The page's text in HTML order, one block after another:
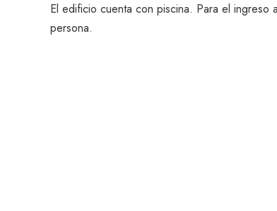
El edificio cuenta con piscina. Para el
persona.